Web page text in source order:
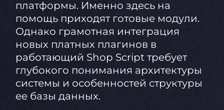
платформы. Именно здесь на
помощь приходят готовые модули.
Однако грамотная интеграция
новых платных плагинов в
работающий Shop Script требует
глубокого понимания архитектуры
системы и особенностей структуры
ее базы данных.